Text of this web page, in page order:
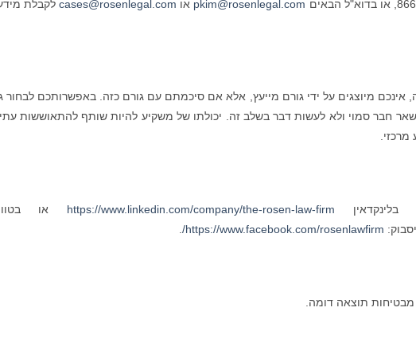
pkim@rosenlegal.com או cases@rosenlegal.comלקבלת
מיוצגים על ידי גורם מייעץ, אלא אם סיכמתם עם גורם כזה. באפשרותכם לבחור
חבר סמוי ולא לעשות דבר בשלב זה. יכולתו של משקיע להיות שותף להתאוששות
מרכזי.
בלינקדאין https://www.linkedin.com/company/the-rosen-law-firm או
https://www.facebook.com/rosenlawfirm/
מבטיחות תוצאה דומה.